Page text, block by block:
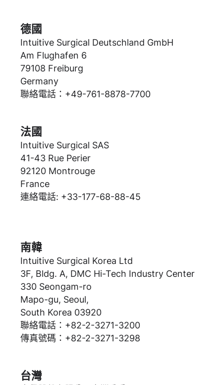
德國
Intuitive Surgical Deutschland GmbH
Am Flughafen 6
79108 Freiburg
Germany
聯絡電話：+49-761-8878-7700
法國
Intuitive Surgical SAS
41-43 Rue Perier
92120 Montrouge
France
連絡電話: +33-177-68-88-45
南韓
Intuitive Surgical Korea Ltd
3F, Bldg. A, DMC Hi-Tech Industry Center
330 Seongam-ro
Mapo-gu, Seoul,
South Korea 03920
聯絡電話：+82-2-3271-3200
傳真號碼：+82-2-3271-3298
台灣